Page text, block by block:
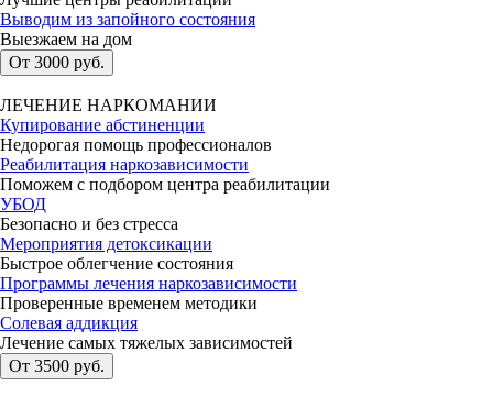
Выводим из запойного состояния
Выезжаем на дом
От 3000 руб.
ЛЕЧЕНИЕ НАРКОМАНИИ
Купирование абстиненции
Недорогая помощь профессионалов
Реабилитация наркозависимости
Поможем с подбором центра реабилитации
УБОД
Безопасно и без стресса
Мероприятия детоксикации
Быстрое облегчение состояния
Программы лечения наркозависимости
Проверенные временем методики
Солевая аддикция
Лечение самых тяжелых зависимостей
От 3500 руб.